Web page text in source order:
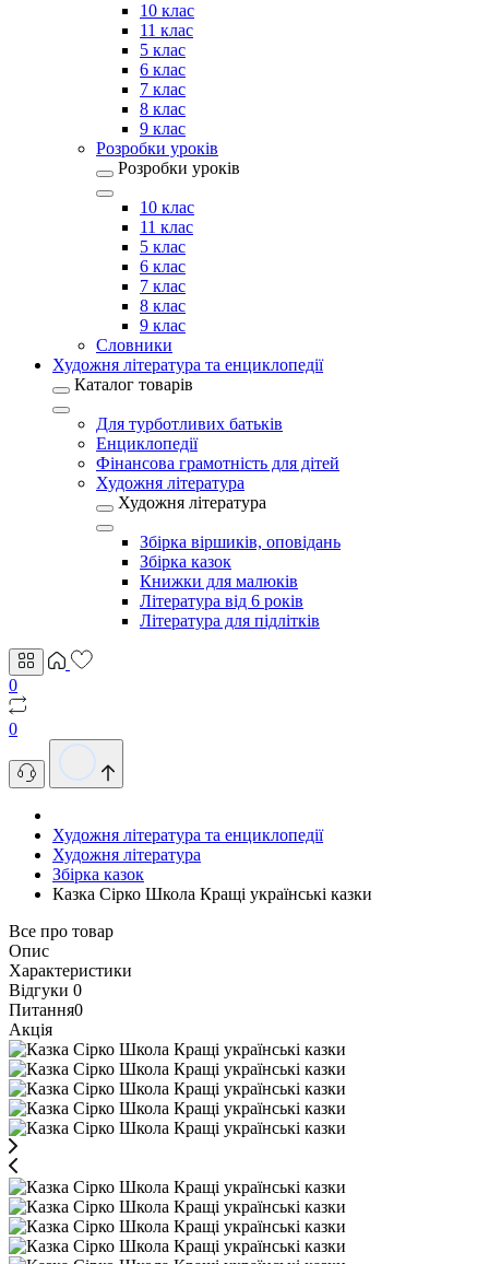
10 клас
11 клас
5 клас
6 клас
7 клас
8 клас
9 клас
Розробки уроків
Розробки уроків
10 клас
11 клас
5 клас
6 клас
7 клас
8 клас
9 клас
Словники
Художня література та енциклопедії
Каталог товарів
Для турботливих батьків
Енциклопедії
Фінансова грамотність для дітей
Художня література
Художня література
Збірка віршиків, оповідань
Збірка казок
Книжки для малюків
Література від 6 років
Література для підлітків
0
0
Художня література та енциклопедії
Художня література
Збірка казок
Казка Сірко Школа Кращі українські казки
Все про товар
Опис
Характеристики
Відгуки 0
Питання0
Акція